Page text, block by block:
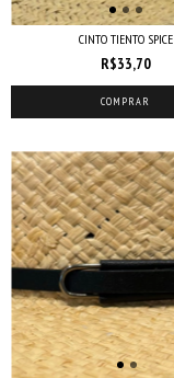
CINTO TIENTO SPICE
R$33,70
COMPRAR